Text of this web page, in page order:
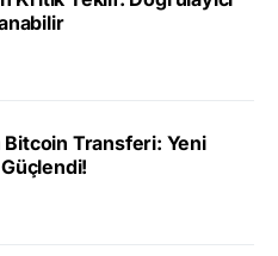
Bitcoin Transferi: Yeni